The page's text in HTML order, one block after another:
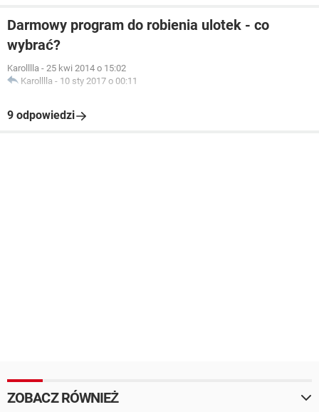
Darmowy program do robienia ulotek - co
wybrać?
Karolllla - 25 kwi 2014 o 15:02
Karolllla - 10 sty 2017 o 00:11
9 odpowiedzi
ZOBACZ RÓWNIEŻ